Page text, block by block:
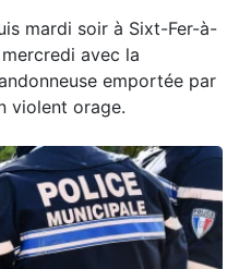
mardi soir à Sixt-Fer-à-
avec la
emportée par
violent orage.